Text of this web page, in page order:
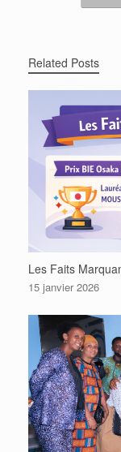
Related Posts
Les Faits
15 janvier 2026